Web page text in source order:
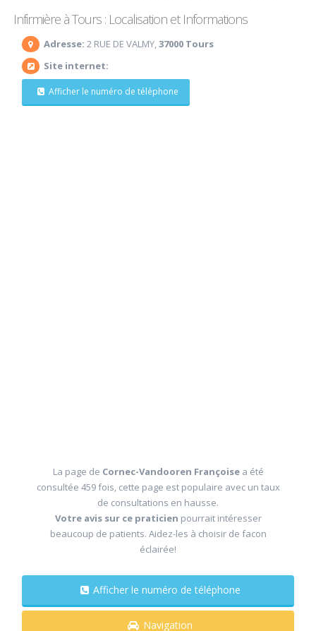
Infirmière à Tours : Localisation et Informations
Adresse: 2 RUE DE VALMY,37000 Tours
Site internet:
Afficher le numéro de téléphone
La page de Cornec-Vandooren Françoise a été
consultée 459 fois, cette page est populaire avec un taux
de consultations en hausse.
Votre avis sur ce praticien pourrait intéresser
beaucoup de patients. Aidez-les à choisir de facon
éclairée!
Afficher le numéro de téléphone
Navigation